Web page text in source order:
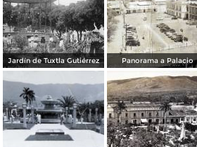
Jardín de Tuxtla Gutiérrez Panorama a Palacio